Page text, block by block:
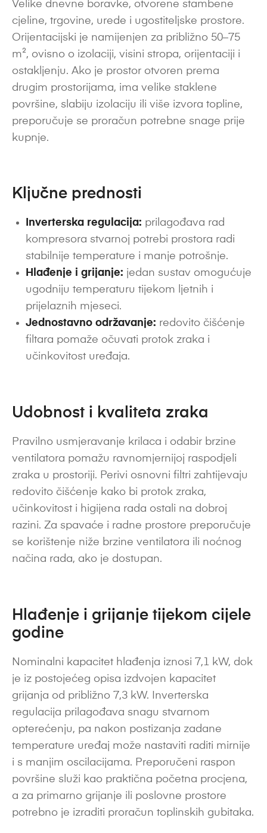
Velike dnevne boravke, otvorene stambene
cjeline, trgovine, urede i ugostiteljske prostore.
Orijentacijski je namijenjen za približno 50–75
m², ovisno o izolaciji, visini stropa, orijentaciji i
ostakljenju. Ako je prostor otvoren prema
drugim prostorijama, ima velike staklene
površine, slabiju izolaciju ili više izvora topline,
preporučuje se proračun potrebne snage prije
kupnje.
Ključne prednosti
Inverterska regulacija: prilagođava rad
kompresora stvarnoj potrebi prostora radi
stabilnije temperature i manje potrošnje.
Hlađenje i grijanje: jedan sustav omogućuje
ugodniju temperaturu tijekom ljetnih i
prijelaznih mjeseci.
Jednostavno održavanje: redovito čišćenje
filtara pomaže očuvati protok zraka i
učinkovitost uređaja.
Udobnost i kvaliteta zraka
Pravilno usmjeravanje krilaca i odabir brzine
ventilatora pomažu ravnomjernijoj raspodjeli
zraka u prostoriji. Perivi osnovni filtri zahtijevaju
redovito čišćenje kako bi protok zraka,
učinkovitost i higijena rada ostali na dobroj
razini. Za spavaće i radne prostore preporučuje
se korištenje niže brzine ventilatora ili noćnog
načina rada, ako je dostupan.
Hlađenje i grijanje tijekom cijele
godine
Nominalni kapacitet hlađenja iznosi 7,1 kW, dok
je iz postojećeg opisa izdvojen kapacitet
grijanja od približno 7,3 kW. Inverterska
regulacija prilagođava snagu stvarnom
opterećenju, pa nakon postizanja zadane
temperature uređaj može nastaviti raditi mirnije
i s manjim oscilacijama. Preporučeni raspon
površine služi kao praktična početna procjena,
a za primarno grijanje ili poslovne prostore
potrebno je izraditi proračun toplinskih gubitaka.